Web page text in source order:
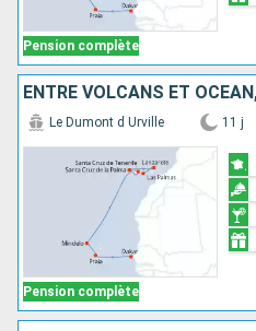
Pension complète
Pension complète
Le Dumont d Urville 11 j